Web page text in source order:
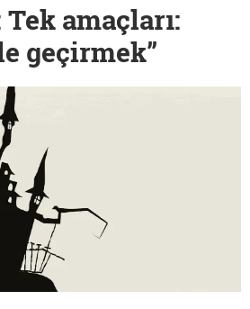
amaçları:
geçirmek”